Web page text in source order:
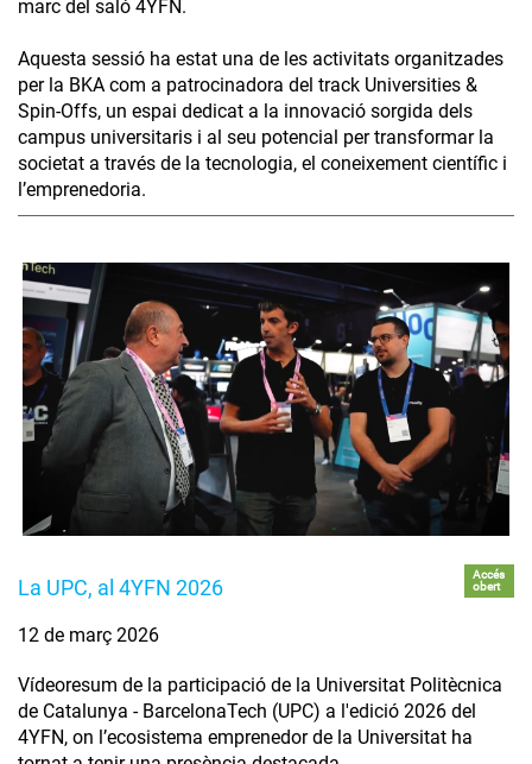
marc del saló 4YFN.
Aquesta sessió ha estat una de les activitats organitzades
per la BKA com a patrocinadora del track Universities &
Spin-Offs, un espai dedicat a la innovació sorgida dels
campus universitaris i al seu potencial per transformar la
societat a través de la tecnologia, el coneixement científic i
l’emprenedoria.
La UPC, al 4YFN 2026
Accés
obert
12 de març 2026
Vídeoresum de la participació de la Universitat Politècnica
de Catalunya - BarcelonaTech (UPC) a l'edició 2026 del
4YFN, on l’ecosistema emprenedor de la Universitat ha